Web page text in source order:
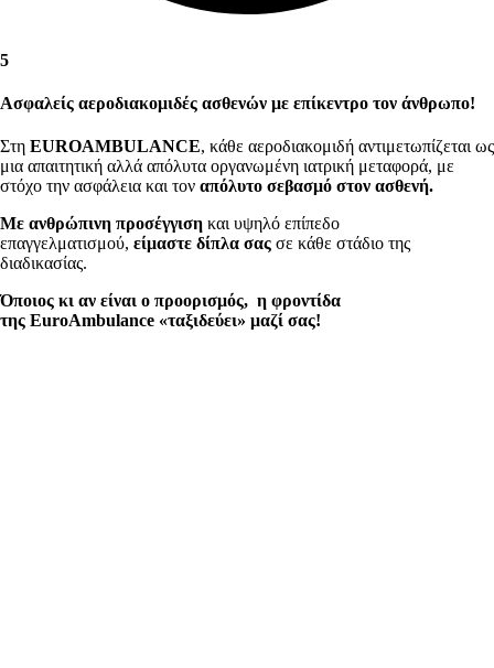
5
Ασφαλείς αεροδιακομιδές ασθενών με επίκεντρο τον άνθρωπο!
Στη EUROAMBULANCE, κάθε αεροδιακομιδή αντιμετωπίζεται ως
μια απαιτητική αλλά απόλυτα οργανωμένη ιατρική μεταφορά, με
στόχο την ασφάλεια και τον απόλυτο σεβασμό στον ασθενή.
Με ανθρώπινη προσέγγιση και υψηλό επίπεδο
επαγγελματισμού, είμαστε δίπλα σας σε κάθε στάδιο της
διαδικασίας.
Όποιος κι αν είναι ο προορισμός, η φροντίδα
της EuroAmbulance «ταξιδεύει» μαζί σας!